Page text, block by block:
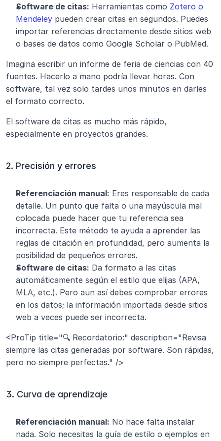
Software de citas: Herramientas como Zotero o
Mendeley pueden crear citas en segundos. Puedes
importar referencias directamente desde sitios web
o bases de datos como Google Scholar o PubMed.
Imagina escribir un informe de feria de ciencias con 40
fuentes. Hacerlo a mano podría llevar horas. Con
software, tal vez solo tardes unos minutos en darles
el formato correcto.
El software de citas es mucho más rápido,
especialmente en proyectos grandes.
2. Precisión y errores
Referenciación manual: Eres responsable de cada
detalle. Un punto que falta o una mayúscula mal
colocada puede hacer que tu referencia sea
incorrecta. Este método te ayuda a aprender las
reglas de citación en profundidad, pero aumenta la
posibilidad de pequeños errores.
Software de citas: Da formato a las citas
automáticamente según el estilo que elijas (APA,
MLA, etc.). Pero aun así debes comprobar errores
en los datos; la información importada desde sitios
web a veces puede ser incorrecta.
<ProTip title="🔍 Recordatorio:" description="Revisa
siempre las citas generadas por software. Son rápidas,
pero no siempre perfectas." />
3. Curva de aprendizaje
Referenciación manual: No hace falta instalar
nada. Solo necesitas la guía de estilo o ejemplos en